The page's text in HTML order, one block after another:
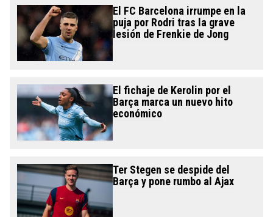
El FC Barcelona irrumpe en la
puja por Rodri tras la grave
lesión de Frenkie de Jong
El fichaje de Kerolin por el
Barça marca un nuevo hito
económico
Ter Stegen se despide del
Barça y pone rumbo al Ajax